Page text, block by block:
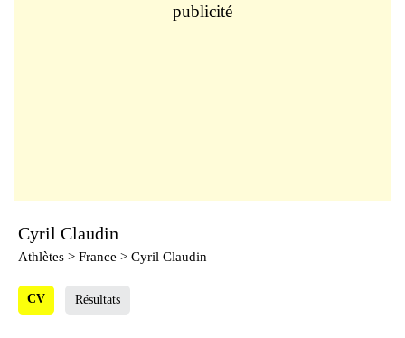
publicité
Cyril Claudin
Athlètes > France > Cyril Claudin
CV Résultats